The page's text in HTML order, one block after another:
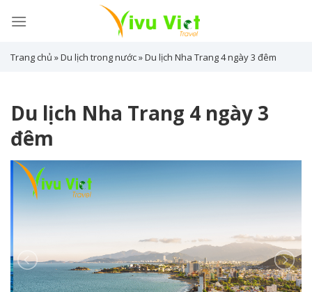
Trang chủ »Du lịch trong nước»Du lịch Nha Trang 4 ngày 3 đêm
Du lịch Nha Trang 4 ngày 3
đêm